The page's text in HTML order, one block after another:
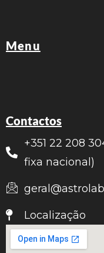
Menu
Contactos
+351 22 208
fixa nacional)
Localização